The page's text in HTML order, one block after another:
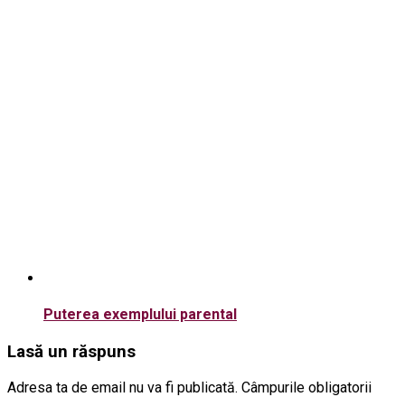
Puterea exemplului parental
Lasă un răspuns
Adresa ta de email nu va fi publicată. Câmpurile obligatorii